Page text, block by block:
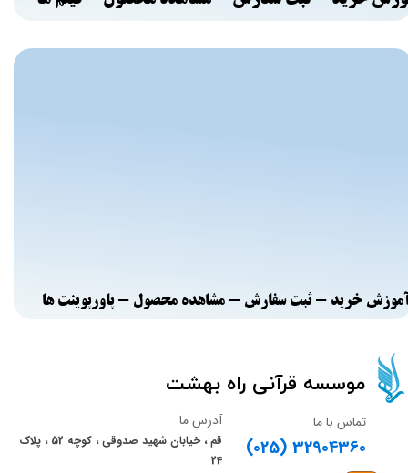
خرید - ثبت سفارش - مشاهده محصول - پاورپوینت ها
​​​​موسسه قرآنی راه بهشت​​​​​​​
تماس با ما
(025) 32904360
آدرس ما
قم ، خیابان شهید صدوقی ، کوچه 52 ، پلاک
24